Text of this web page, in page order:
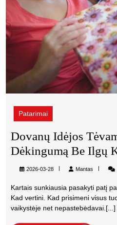
Patarimai
Dovanų Idėjos
Dėkingumą Be Ilgų
2026-03-28 Mantas Mantas
Kartais sunkiausia pasakyti patį paprasčiausią dalyką. Kad myli.
Kad vertini. Kad prisimeni visus
vaikystėje net nepastebėdavai.[...]